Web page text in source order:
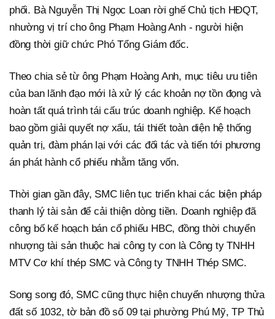
phối. Bà Nguyễn Thị Ngọc Loan rời ghế Chủ tịch HĐQT,
nhường vị trí cho ông Phạm Hoàng Anh - người hiện
đồng thời giữ chức Phó Tổng Giám đốc.
Theo chia sẻ từ ông Phạm Hoàng Anh, mục tiêu ưu tiên
của ban lãnh đạo mới là xử lý các khoản nợ tồn đọng và
hoàn tất quá trình tái cấu trúc doanh nghiệp. Kế hoạch
bao gồm giải quyết nợ xấu, tái thiết toàn diện hệ thống
quản trị, đàm phán lại với các đối tác và tiến tới phương
án phát hành cổ phiếu nhằm tăng vốn.
Thời gian gần đây, SMC liên tục triển khai các biện pháp
thanh lý tài sản để cải thiện dòng tiền. Doanh nghiệp đã
công bố kế hoạch bán cổ phiếu HBC, đồng thời chuyển
nhượng tài sản thuộc hai công ty con là Công ty TNHH
MTV Cơ khí thép SMC và Công ty TNHH Thép SMC.
Song song đó, SMC cũng thực hiện chuyển nhượng thửa
đất số 1032, tờ bản đồ số 09 tại phường Phú Mỹ, TP Thủ